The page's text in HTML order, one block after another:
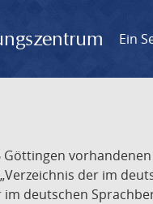
Ein
der im
deutschen